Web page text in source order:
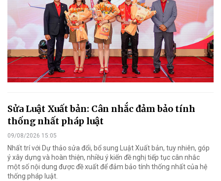
Sửa Luật Xuất bản: Cân nhắc đảm bảo tính
thống nhất pháp luật
09/08/2026 15:05
Nhất trí với Dự thảo sửa đổi, bổ sung Luật Xuất bản, tuy nhiên, góp
ý xây dựng và hoàn thiện, nhiều ý kiến đề nghị tiếp tục cân nhắc
một số nội dung được đề xuất để đảm bảo tính thống nhất của hệ
thống pháp luật.